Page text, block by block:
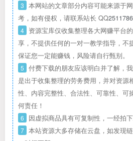
3 本网站的文章部分内容可能来源于
考，如有侵权，请联系站长 QQ
4 资源宝库仅收集整理各大网赚平台
享，不提供任何的一对一教学指导，不
保证您一定能赚钱，风险请自行甄别。
5 付费下载的朋友应该明白并了解，
是出于收集整理的劳务费用，并对资源
性、内容完整性、合法性、可靠性、可
何责任！
6 因虚拟商品具有可复制性，一经拍下
7 本站资源大多存储在云盘，如发现